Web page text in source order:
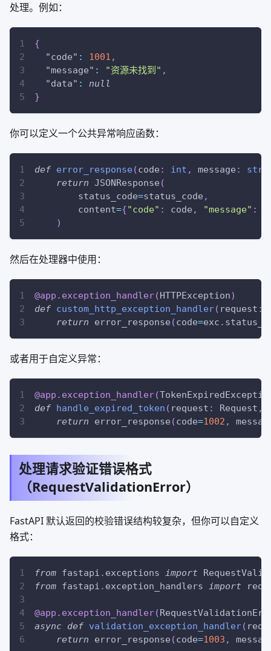
处理。例如：
{
"code" : 1001 ,
"message" : "资源未找到" ,
"data" :
null
}
你可以定义一个公共异常响应函数：
def error_response(code : int , message : str
return JSONResponse (
        status_code
=status_code ,
        content
={"code" : code , "message" :
)
然后在处理器中使用：
@app . exception_handler(HTTPException)
def custom_http_exception_handler( request :
return error_response (code=exc .
或者用于自定义异常：
@app . exception_handler(
def handle_expired_token ( request : Request ,
return error_response (code=1002 ,
处理请求验证错误格式
（RequestValidationError）
FastAPI 默认返回的校验错误结构较复杂，但你可以自定义
格式：
from fastapi . exceptions import
from fastapi . exception_handlers import
@app . exception_handler(
async def validation_exception_handler(
return error_response (code=1003 ,